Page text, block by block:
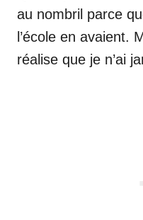
au nombril parce
l’école en avaient.
réalise que je n’ai